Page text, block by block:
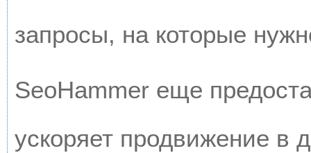
запросы, на которые
SeoHammer еще
ускоряет продвижение в